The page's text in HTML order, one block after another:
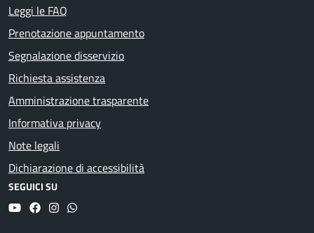
Leggi le FAQ
Prenotazione appuntamento
Segnalazione disservizio
Richiesta assistenza
Amministrazione trasparente
Informativa privacy
Note legali
Dichiarazione di accessibilità
SEGUICI SU
YouTubeFacebookInstagram
Whatsapp